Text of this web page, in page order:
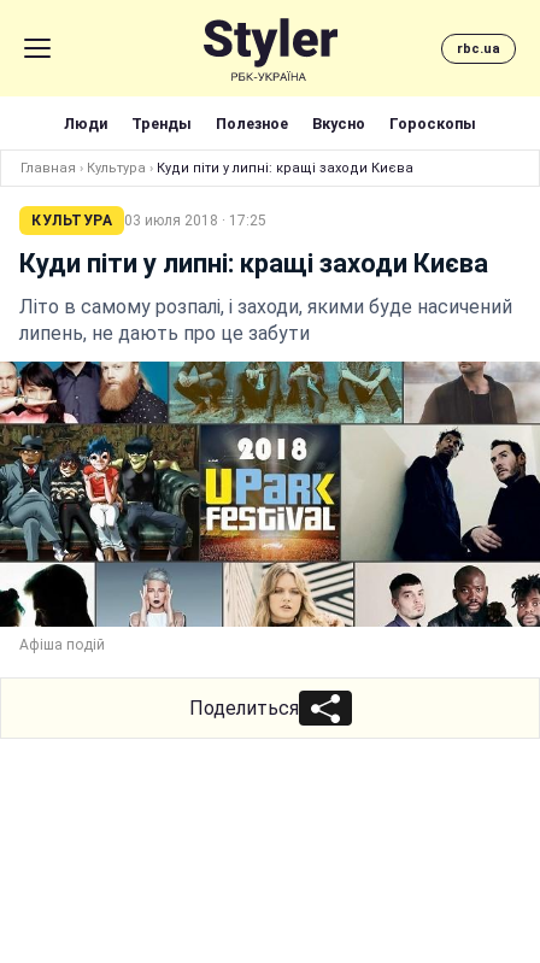
rbc.ua
Люди Тренды Полезное Вкусно Гороскопы
Главная › Культура › Куди піти у липні: кращі заходи Києва
КУЛЬТУРА 03 июля 2018 · 17:25
Куди піти у липні: кращі заходи Києва
Літо в самому розпалі, і заходи, якими буде насичений
липень, не дають про це забути
Афіша подій
Поделиться